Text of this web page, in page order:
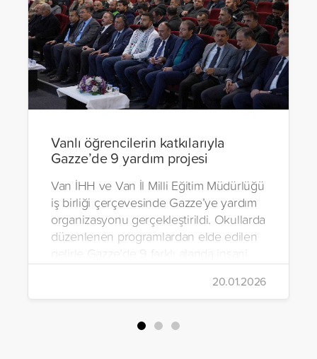
Vanlı öğrencilerin katkılarıyla
Gazze’de 9 yardım projesi
Van İHH ve Van İl Milli Eğitim Müdürlüğü
iş birliği çerçevesinde Gazze’ye yardım
organizasyonu gerçekleştirildi. Okullarda
düzenlenen programlardan elde edilen
gelirle Gazze’de 9 farklı alanda insani
yardım çalışmalarında bulunuldu.
20.01.2026